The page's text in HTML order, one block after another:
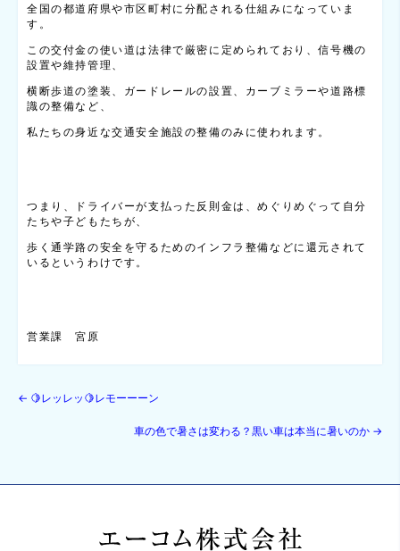
全国の都道府県や市区町村に分配される仕組みになっていま
す。
この交付金の使い道は法律で厳密に定められており、信号機の
設置や維持管理、
横断歩道の塗装、ガードレールの設置、カーブミラーや道路標
識の整備など、
私たちの身近な交通安全施設の整備のみに使われます。
つまり、ドライバーが支払った反則金は、めぐりめぐって自分
たちや子どもたちが、
歩く通学路の安全を守るためのインフラ整備などに還元されて
いるというわけです。
営業課 宮原
← 🍋レッレッ🍋レモーーーン
車の色で暑さは変わる？黒い車は本当に暑いのか →